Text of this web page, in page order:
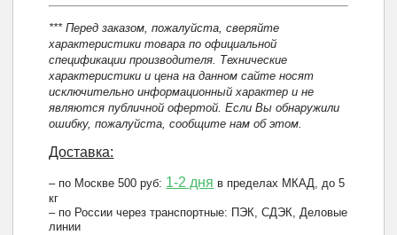
*** Перед заказом, пожалуйста, сверяйте
характеристики товара по официальной
спецификации производителя. Технические
характеристики и цена на данном сайте носят
исключительно информационный характер и не
являются публичной офертой. Если Вы обнаружили
ошибку, пожалуйста, сообщите нам об этом.
Доставка:
– по Москве 500 руб: 1-2 дня в пределах МКАД, до 5
кг
– по России через транспортные: ПЭК, СДЭК, Деловые
линии